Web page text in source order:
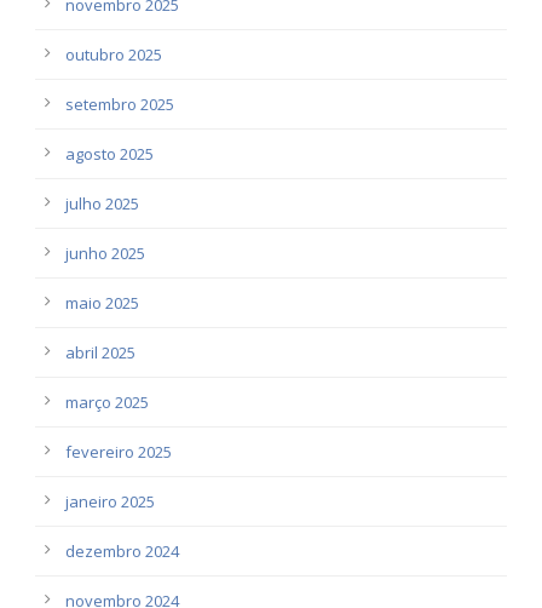
novembro 2025
outubro 2025
setembro 2025
agosto 2025
julho 2025
junho 2025
maio 2025
abril 2025
março 2025
fevereiro 2025
janeiro 2025
dezembro 2024
novembro 2024